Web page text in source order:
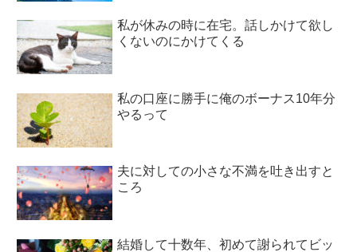
私が休みの時に在宅。話しかけて欲し
くないのにかけてくる
私の口座に勝手に俺のボーナス10年分
やるって
夫に対しての小さな不満を吐き出すと
ころ
結婚して十数年、初めて謝られてビッ